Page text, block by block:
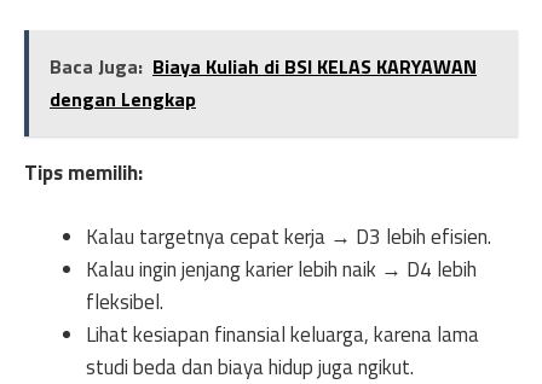
Baca Juga: Biaya Kuliah di BSI KELAS KARYAWAN
dengan Lengkap
Tips memilih:
Kalau targetnya cepat kerja → D3 lebih efisien.
Kalau ingin jenjang karier lebih naik → D4 lebih
fleksibel.
Lihat kesiapan finansial keluarga, karena lama
studi beda dan biaya hidup juga ngikut.